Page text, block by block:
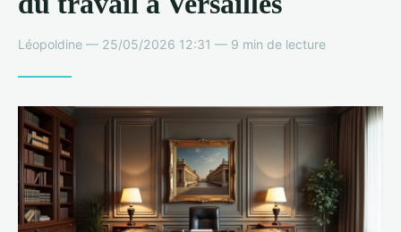
Léopoldine — 25/05/2026 12:31 — 9 min de lecture